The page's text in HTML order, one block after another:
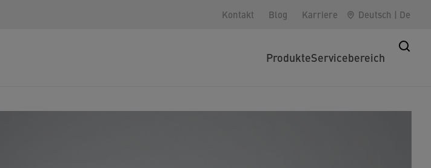
Kontakt Blog Karriere Deutsch | De
ProdukteServicebereich